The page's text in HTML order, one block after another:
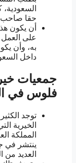
حقا صاحب
أن يكون
على
به، وأن
داخل
جمعيات
فلوس في
توجد
الخيرية
المملكة
ينتشر في
العديد من